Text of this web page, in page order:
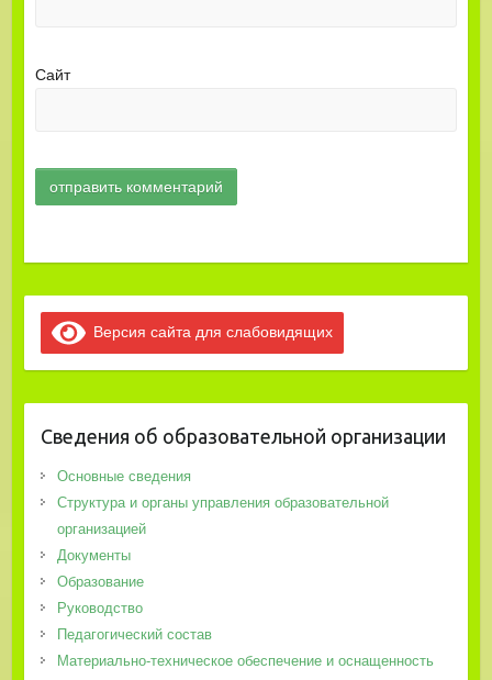
Сайт
Версия сайта для слабовидящих
Сведения об образовательной организации
Основные сведения
Структура и органы управления образовательной
организацией
Документы
Образование
Руководство
Педагогический состав
Материально-техническое обеспечение и оснащенность